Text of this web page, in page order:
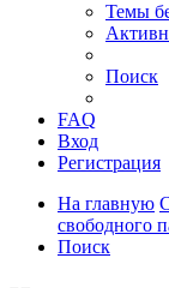
Темы
Поиск
FAQ
Вход
Регистрация
На главную
свободного
Поиск